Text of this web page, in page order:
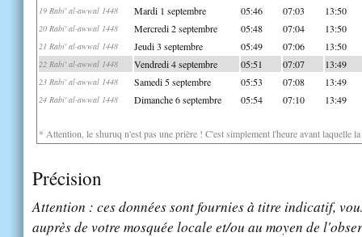
19 Rabi' al-awwal 1448 Mardi 1 septembre 05:46 07:03 13:50
20 Rabi' al-awwal 1448 Mercredi 2 septembre 05:48 07:04 13:50
21 Rabi' al-awwal 1448 Jeudi 3 septembre 05:49 07:06 13:50
22 Rabi' al-awwal 1448 Vendredi 4 septembre 05:51 07:07 13:49
23 Rabi' al-awwal 1448 Samedi 5 septembre 05:53 07:08 13:49
24 Rabi' al-awwal 1448 Dimanche 6 septembre 05:54 07:10 13:49
* Attention, le shuruq n'est pas une prière ! C'est simplement l'heure avant laquelle
Précision
Attention : ces données sont fournies à titre indicatif,
auprès de votre mosquée locale et/ou au moyen de